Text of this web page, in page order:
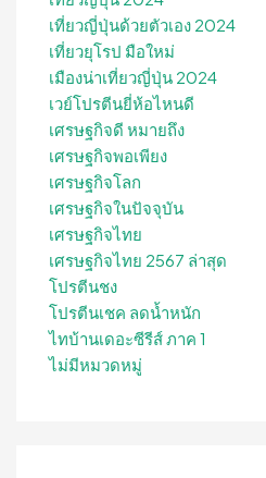
เที่ยวญี่ปุ่นด้วยตัวเอง 2024
เที่ยวยุโรป มือใหม่
เมืองน่าเที่ยวญี่ปุ่น 2024
เวย์โปรตีนยี่ห้อไหนดี
เศรษฐกิจดี หมายถึง
เศรษฐกิจพอเพียง
เศรษฐกิจโลก
เศรษฐกิจในปัจจุบัน
เศรษฐกิจไทย
เศรษฐกิจไทย 2567 ล่าสุด
โปรตีนชง
โปรตีนเชค ลดน้ำหนัก
ไทบ้านเดอะซีรีส์ ภาค 1
ไม่มีหมวดหมู่